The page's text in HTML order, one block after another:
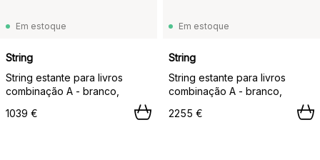
Em estoque
String
String estante para livros
combinação A - branco,
1039 €
Em estoque
String
String estante para livros
combinação A - branco,
2255 €